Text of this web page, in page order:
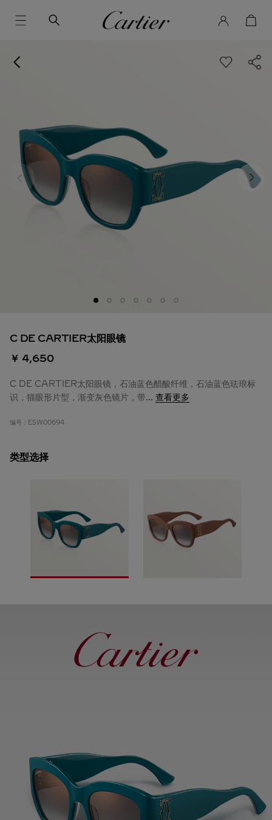
C DE CARTIER太阳眼镜
￥ 4,650
C DE CARTIER太阳眼镜，石油蓝色醋酸纤维，石油蓝色珐琅标
识，猫眼形片型，渐变灰色镜片，带... 查看更多
编号： ESW00694
类型选择